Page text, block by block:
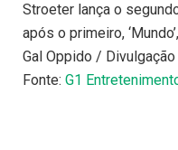
Stroeter lança o
após o primeiro,
Gal Oppido / Divulgação
Fonte: G1